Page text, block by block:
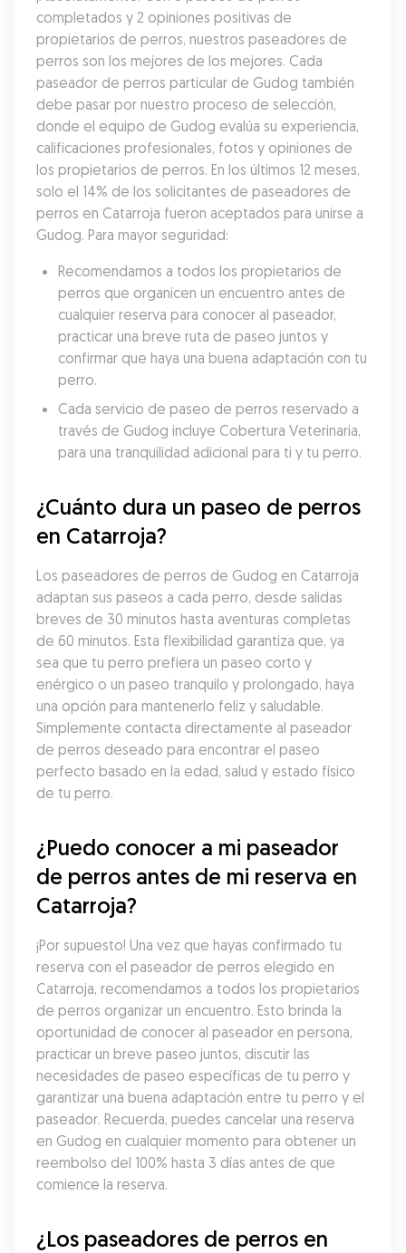
completados y 2 opiniones positivas de
propietarios de perros, nuestros paseadores de
perros son los mejores de los mejores. Cada
paseador de perros particular de Gudog también
debe pasar por nuestro proceso de selección,
donde el equipo de Gudog evalúa su experiencia,
calificaciones profesionales, fotos y opiniones de
los propietarios de perros. En los últimos 12 meses,
solo el 14% de los solicitantes de paseadores de
perros en Catarroja fueron aceptados para unirse a
Gudog. Para mayor seguridad:
Recomendamos a todos los propietarios de
perros que organicen un encuentro antes de
cualquier reserva para conocer al paseador,
practicar una breve ruta de paseo juntos y
confirmar que haya una buena adaptación con tu
perro.
Cada servicio de paseo de perros reservado a
través de Gudog incluye Cobertura Veterinaria,
para una tranquilidad adicional para ti y tu perro.
¿Cuánto dura un paseo de perros
en Catarroja?
Los paseadores de perros de Gudog en Catarroja
adaptan sus paseos a cada perro, desde salidas
breves de 30 minutos hasta aventuras completas
de 60 minutos. Esta flexibilidad garantiza que, ya
sea que tu perro prefiera un paseo corto y
enérgico o un paseo tranquilo y prolongado, haya
una opción para mantenerlo feliz y saludable.
Simplemente contacta directamente al paseador
de perros deseado para encontrar el paseo
perfecto basado en la edad, salud y estado físico
de tu perro.
¿Puedo conocer a mi paseador
de perros antes de mi reserva en
Catarroja?
¡Por supuesto! Una vez que hayas confirmado tu
reserva con el paseador de perros elegido en
Catarroja, recomendamos a todos los propietarios
de perros organizar un encuentro. Esto brinda la
oportunidad de conocer al paseador en persona,
practicar un breve paseo juntos, discutir las
necesidades de paseo específicas de tu perro y
garantizar una buena adaptación entre tu perro y el
paseador. Recuerda, puedes cancelar una reserva
en Gudog en cualquier momento para obtener un
reembolso del 100% hasta 3 días antes de que
comience la reserva.
¿Los paseadores de perros en